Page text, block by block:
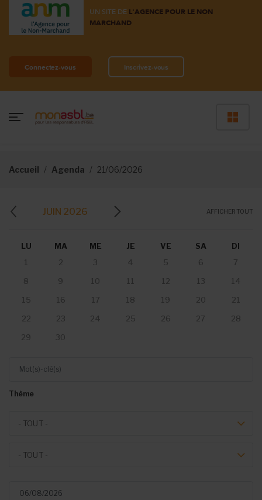
UN SITE DE L'AGENCE POUR LE NON
MARCHAND
Connectez-vous Inscrivez-vous
Accueil Agenda 21/06/2026
JUIN 2026
LU MA ME JE VE SA
DI
1
2 3 4 5 6
7
8
9 10 11 12 13
14
15
16 17 18 19 20
21
22
23 24 25 26 27
28
29
30
AFFICHER TOUT
Thème
- TOUT -
- TOUT -